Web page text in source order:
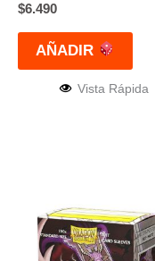
$6.490
AÑADIR
Vista Rápida